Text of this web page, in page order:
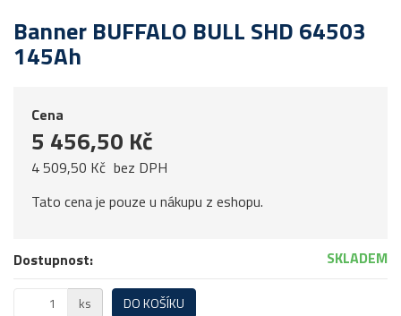
Banner BUFFALO BULL SHD 64503
145Ah
Cena
5 456,50 Kč
4 509,50 Kč bez DPH
Tato cena je pouze u nákupu z eshopu.
Dostupnost: SKLADEM
ks DO KOŠÍKU